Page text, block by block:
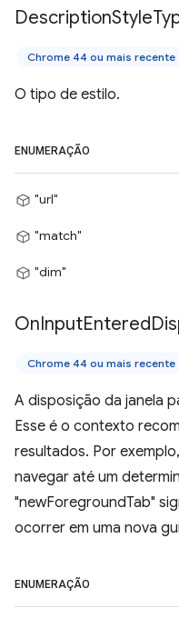
DescriptionStyle
Chrome 44 ou mais recente
O tipo de estilo.
ENUMERAÇÃO
"url"
"match"
"dim"
OnInputEntered
Chrome 44 ou mais recente
A disposição da janela
Esse é o contexto
resultados. Por
navegar até um
"newForegroundTab"
ocorrer em uma nova
ENUMERAÇÃO